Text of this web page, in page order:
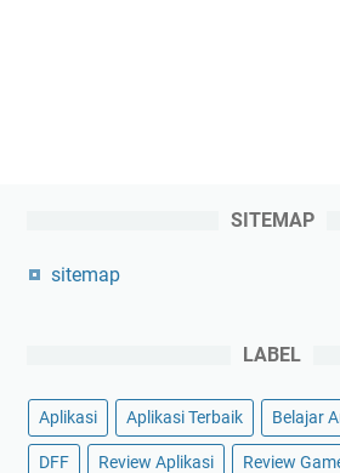
SITEMAP
sitemap
LABEL
Aplikasi Aplikasi Terbaik Belajar
DFF Review Aplikasi Review